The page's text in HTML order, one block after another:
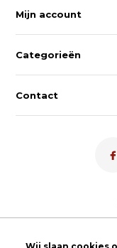
Mijn account
Categorieën
Contact